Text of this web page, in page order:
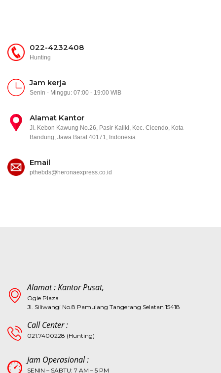
022-4232408
Hunting
Jam kerja
Senin - Minggu: 07:00 - 19:00 WIB
Alamat Kantor
Jl. Kebon Kawung No.26, Pasir Kaliki, Kec. Cicendo, Kota
Bandung, Jawa Barat 40171, Indonesia
Email
pthebds@heronaexpress.co.id
Alamat : Kantor Pusat,
Ogie Plaza
Jl. Siliwangi No.8 Pamulang Tangerang Selatan 15418
Call Center :
021.7400228 (Hunting)
Jam Operasional :
SENIN – SABTU: 7 AM – 5 PM